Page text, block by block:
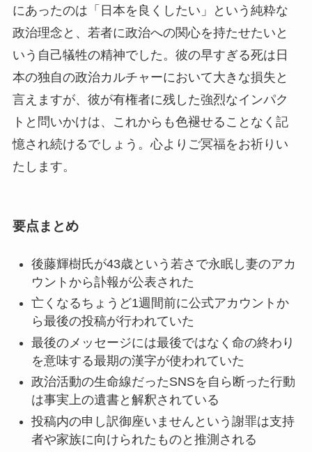
にあったのは「日本を良くしたい」という純粋な
政治理念と、若者に政治への関心を持たせたいと
いう自己犠牲の精神でした。彼の早すぎる死は日
本の独自の政治カルチャーにおいて大きな損失と
言えますが、彼が有権者に残した強烈なインパク
トと問いかけは、これからも色褪せることなく記
憶され続けるでしょう。心よりご冥福をお祈りい
たします。
要点まとめ
後藤輝樹氏が43歳という若さで永眠し妻のアカ
ウントから訃報が公表された
亡くなるちょうど1週間前に公式アカウントか
ら最後の投稿が行われていた
最後のメッセージには最後ではなく命の終わり
を意味する最期の漢字が使われていた
政治活動の生命線だったSNSを自ら断った行動
は事実上の遺書と解釈されている
投稿内の申し訳御座いませんという謝罪は支持
者や家族に向けられたものと推測される